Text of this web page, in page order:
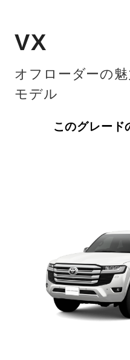
VX
オフローダーの
モデル
このグレード